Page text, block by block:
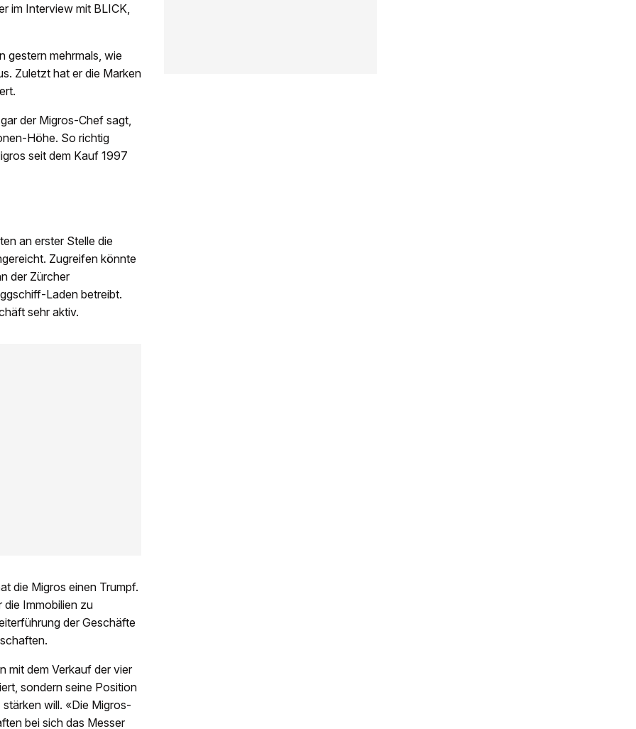
im Interview mit BLICK,
gestern mehrmals, wie
Zuletzt hat er die Marken
der Migros-Chef sagt,
Höhe. So richtig
seit dem Kauf 1997
an erster Stelle die
Zugreifen könnte
der Zürcher
Laden betreibt.
sehr aktiv.
die Migros einen Trumpf.
die Immobilien zu
der Geschäfte
mit dem Verkauf der vier
sondern seine Position
will. «Die Migros-
bei sich das Messer